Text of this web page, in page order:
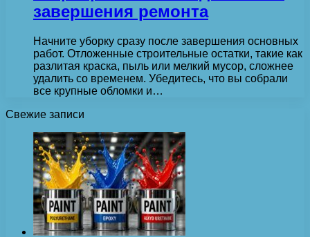
завершения ремонта
Начните уборку сразу после завершения основных
работ. Отложенные строительные остатки, такие как
разлитая краска, пыль или мелкий мусор, сложнее
удалить со временем. Убедитесь, что вы собрали
все крупные обломки и…
Свежие записи